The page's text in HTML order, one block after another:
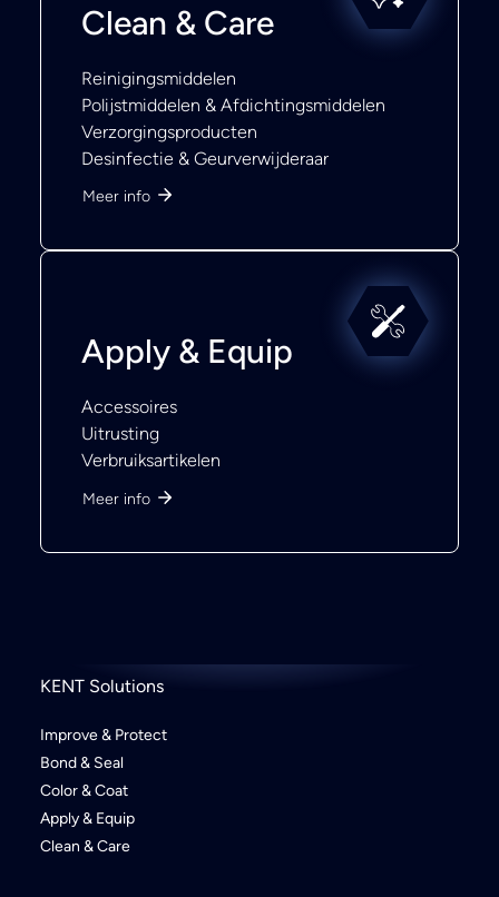
Clean & Care
Reinigingsmiddelen
Polijstmiddelen & Afdichtingsmiddelen
Verzorgingsproducten
Desinfectie & Geurverwijderaar
Meer info
Apply & Equip
Accessoires
Uitrusting
Verbruiksartikelen
Meer info
KENT Solutions
Improve & Protect
Bond & Seal
Color & Coat
Apply & Equip
Clean & Care